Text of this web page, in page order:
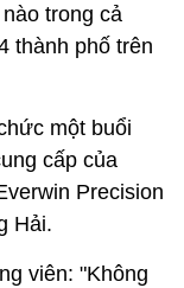
trong cả
thành phố trên
một buổi
cấp của
Precision
Hải.
viên: "Không